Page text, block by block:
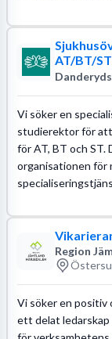
AT/BT/
Vi söker en
studierektor för att
för AT, BT och ST.
organisationen för
Region
Vi söker en positiv
ett delat ledarskap